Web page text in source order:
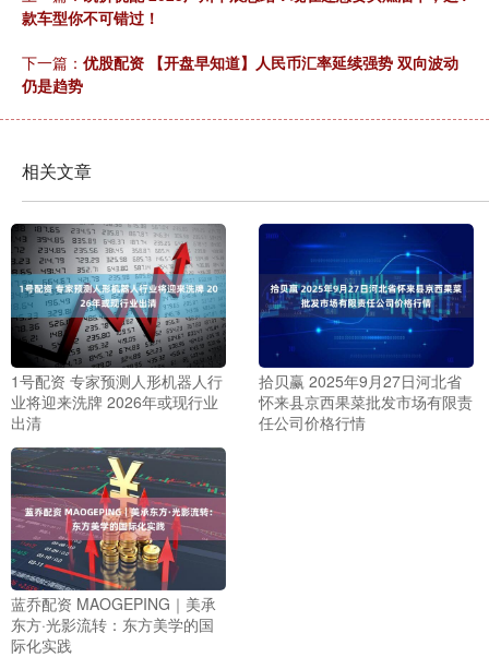
款车型你不可错过！
下一篇： 优股配资 【开盘早知道】人民币汇率延续强势 双向波动
仍是趋势
相关文章
1号配资 专家预测人形机器人行
业将迎来洗牌 2026年或现行业
出清
拾贝赢 2025年9月27日河北省
怀来县京西果菜批发市场有限责
任公司价格行情
蓝乔配资 MAOGEPING｜美承
东方·光影流转：东方美学的国
际化实践